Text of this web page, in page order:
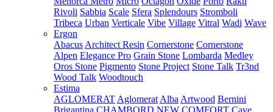
Rivoli Sabbia Scale Sfera Splendours Stromboli
Tribeca Urban Verticale Vibe Village Vitral Wadi Wave
Ergon
Abacus Architect Resin Cornerstone Cornerstone
Alpen Elegance Pro Grain Stone Lombarda Medley
Oros Stone Pigmento Stone Project Stone Talk Tr3nd
Wood Talk Woodtouch
Estima
AGLOMERAT Aglomerat Alba Artwood Bernini